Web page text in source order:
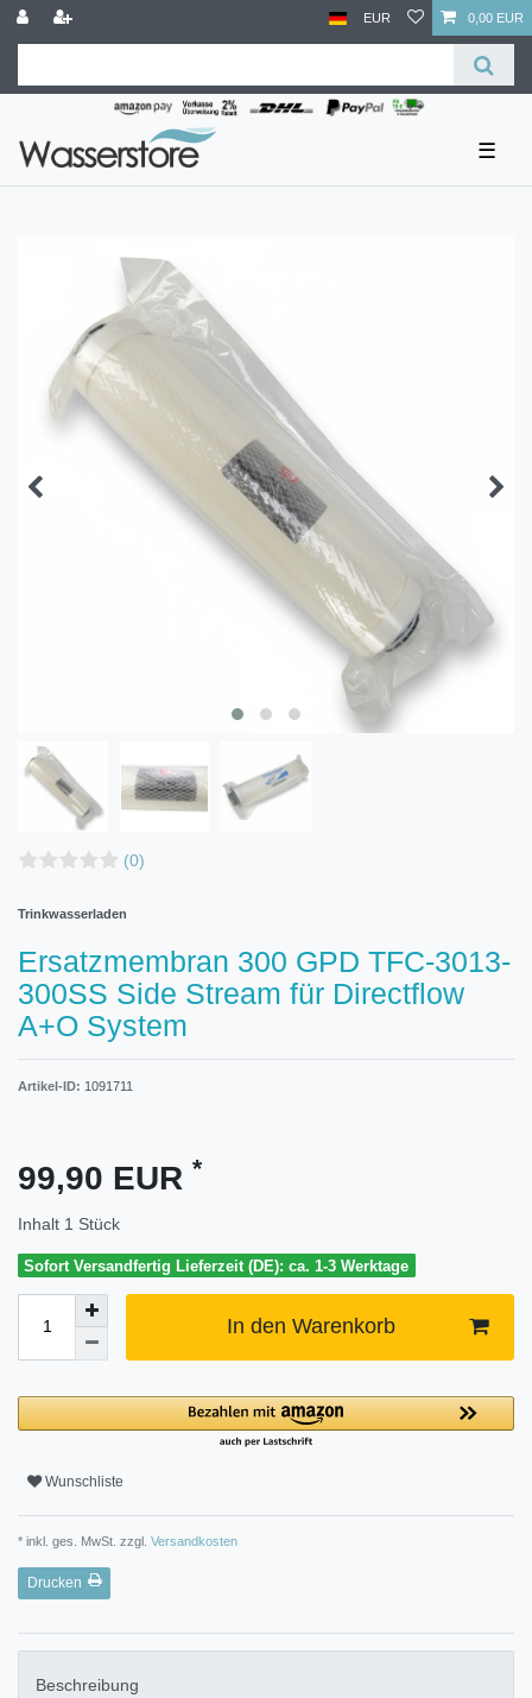
EUR 0,00 EUR
☰
(0)
Trinkwasserladen
Ersatzmembran 300 GPD TFC-3013-
300SS Side Stream für Directflow
A+O System
Artikel-ID: 1091711
99,90 EUR *
Inhalt 1 Stück
Sofort Versandfertig Lieferzeit (DE): ca. 1-3 Werktage
In den Warenkorb
Wunschliste
* inkl. ges. MwSt. zzgl. Versandkosten
Drucken
Beschreibung